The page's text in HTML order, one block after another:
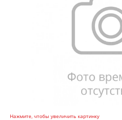
Нажмите, чтобы увеличить картинку